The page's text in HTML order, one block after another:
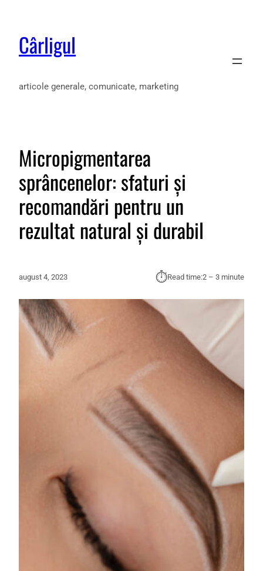
Cârligul
articole generale, comunicate, marketing
Micropigmentarea
sprâncenelor: sfaturi și
recomandări pentru un
rezultat natural și durabil
august 4, 2023 ⏱︎Read time:2 – 3 minute